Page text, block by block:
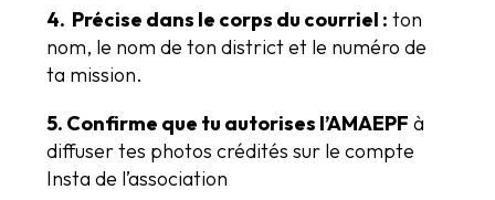
4. Précise dans le corps du courriel : ton
nom, le nom de ton district et le numéro de
ta mission.
5. Confirme que tu autorises l’AMAEPF à
diffuser tes photos crédités sur le compte
Insta de l’association